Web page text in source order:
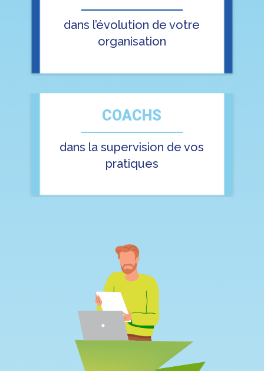
dans l’évolution de votre
organisation
COACHS
dans la supervision de vos
pratiques